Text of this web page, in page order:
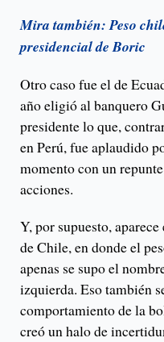
Mira también: Peso
presidencial de Boric
Otro caso fue el de
año eligió al banquero
presidente lo que,
en Perú, fue aplaudido
momento con un
acciones.
Y, por supuesto,
de Chile, en donde el
apenas se supo el
izquierda. Eso también
comportamiento de la
creó un halo de